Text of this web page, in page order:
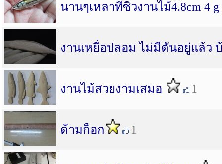
นานๆเหลาทีซิวงานไม้4.8cm 4
งานเหยื่อปลอม ไม่มีตันอยู่แล้ว
งานไม้สวยงามเสมอ 1
ด้ามก็อก 1